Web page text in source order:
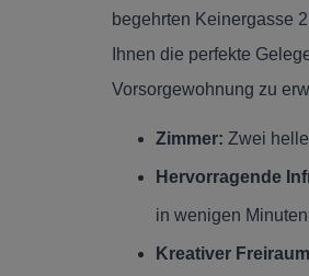
begehrten Keinergasse
Ihnen die perfekte
Vorsorgewohnung zu
Zimmer: Zwei
Hervorragende
in wenigen
Kreativer